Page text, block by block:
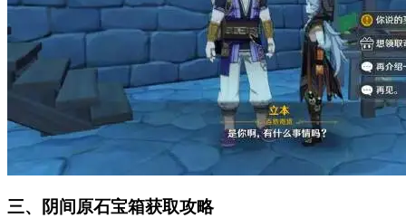
三、阴间原石宝箱获取攻略